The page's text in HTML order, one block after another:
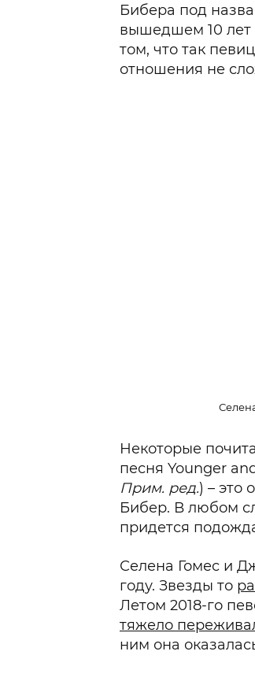
Бибера под
вышедшем 10 лет
том, что так
отношения не
Некоторые
песня Younger
Прим. ред.) – это
Бибер. В любом
придется
Селена Гомес и
году. Звезды то
Летом 2018-го
тяжело
ним она